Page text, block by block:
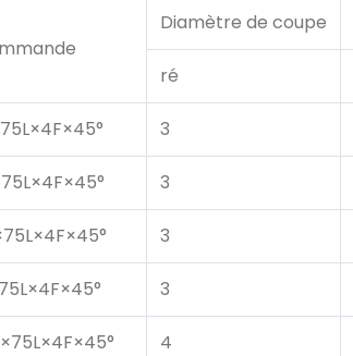
Diamètre de coupe
ré
3
3
3
3
4